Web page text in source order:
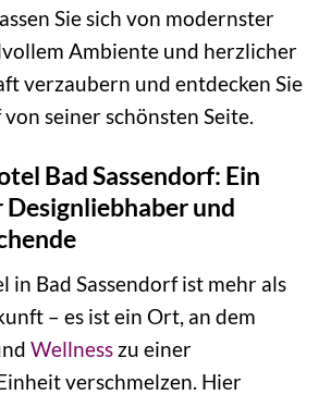
Sie sich von modernster
Ambiente und herzlicher
verzaubern und entdecken Sie
von seiner schönsten Seite.
Bad Sassendorf: Ein
und
in Bad Sassendorf ist mehr als
– es ist ein Ort, an dem
Wellness zu einer
verschmelzen. Hier